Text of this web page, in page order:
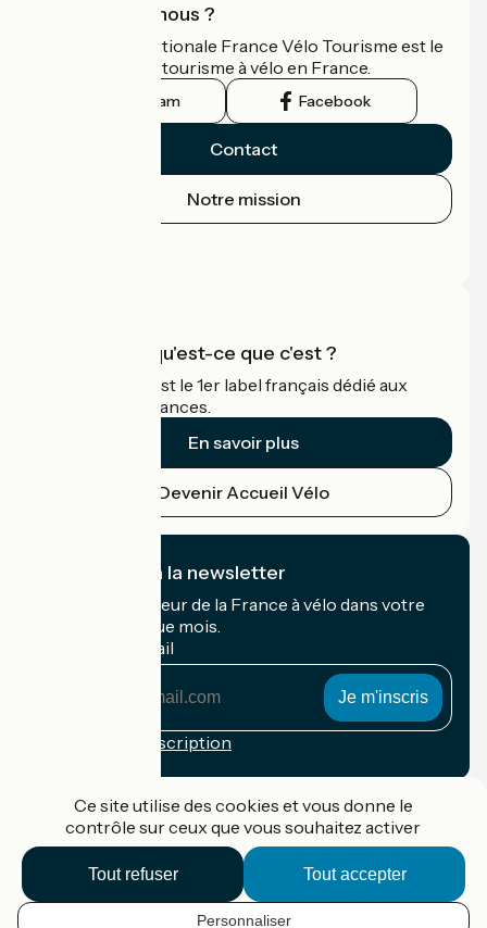
Qui sommes-nous ?
L'association nationale France Vélo Tourisme est le
guide officiel du tourisme à vélo en France.
Instagram Facebook
Contact
Notre mission
Accueil Vélo qu'est-ce que c'est ?
Accueil Vélo c'est le 1er label français dédié aux
cyclistes en vacances.
En savoir plus
Devenir Accueil Vélo
Je m'abonne à la newsletter
Recevez le meilleur de la France à vélo dans votre
boîte mail chaque mois.
Mon adresse mail
Conditions d'inscription
Accueil Vélo Pro
Contact
Ce site utilise des cookies et vous donne le
contrôle sur ceux que vous souhaitez activer
Tout accepter
Tout refuser
Personnaliser